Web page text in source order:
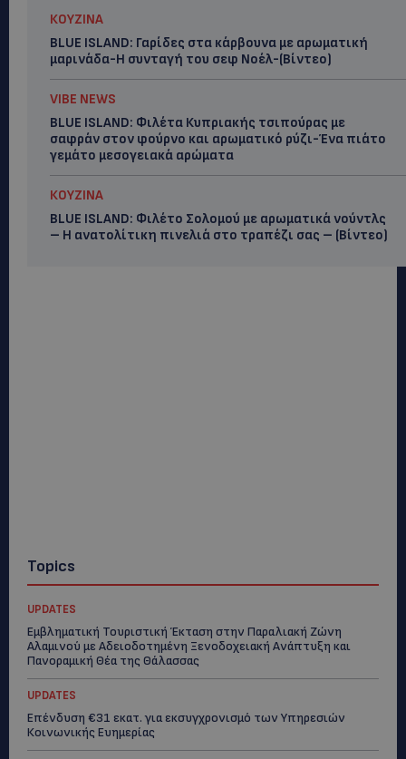
ΚΟΥΖΙΝΑ
BLUE ISLAND: Γαρίδες στα κάρβουνα με αρωματική
μαρινάδα-Η συνταγή του σεφ Νοέλ-(Βίντεο)
VIBE NEWS
BLUE ISLAND: Φιλέτα Κυπριακής τσιπούρας με
σαφράν στον φούρνο και αρωματικό ρύζι-Ένα πιάτο
γεμάτο μεσογειακά αρώματα
ΚΟΥΖΙΝΑ
BLUE ISLAND: Φιλέτο Σολομού με αρωματικά νούντλς
– Η ανατολίτικη πινελιά στο τραπέζι σας – (Βίντεο)
Topics
UPDATES
Εμβληματική Τουριστική Έκταση στην Παραλιακή Ζώνη
Αλαμινού με Αδειοδοτημένη Ξενοδοχειακή Ανάπτυξη και
Πανοραμική Θέα της Θάλασσας
UPDATES
Επένδυση €31 εκατ. για εκσυγχρονισμό των Υπηρεσιών
Κοινωνικής Ευημερίας